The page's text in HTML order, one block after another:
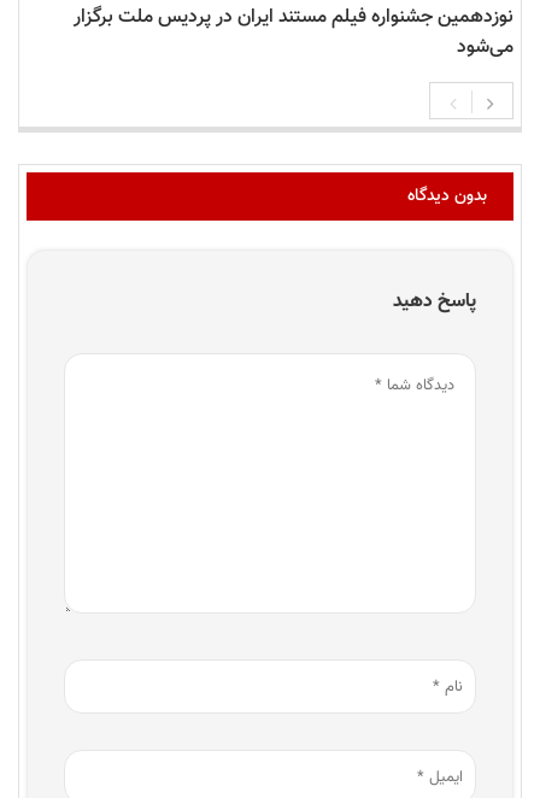
نوزدهمین جشنواره فیلم مستند ایران در پردیس ملت برگزار
می‌شود
بدون دیدگاه
پاسخ دهید